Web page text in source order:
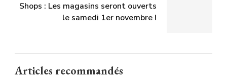
Shops : Les magasins seront ouverts
le samedi 1er novembre !
Articles recommandés